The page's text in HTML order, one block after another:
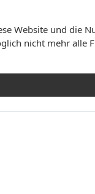
Website und die
nicht mehr